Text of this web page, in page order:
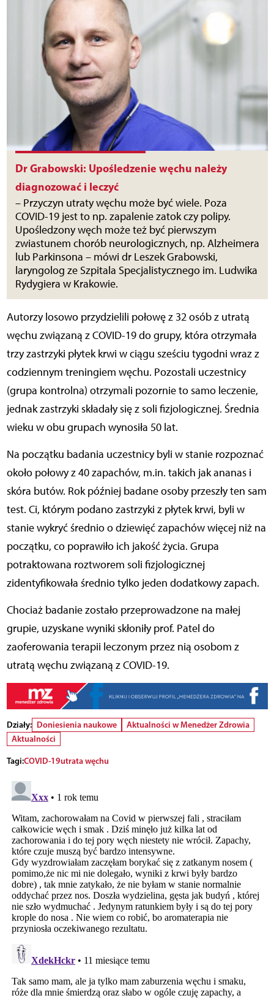
Dr Grabowski: Upośledzenie węchu należy
diagnozować i leczyć
– Przyczyn utraty węchu może być wiele. Poza
COVID-19 jest to np. zapalenie zatok czy polipy.
Upośledzony węch może też być pierwszym
zwiastunem chorób neurologicznych, np. Alzheimera
lub Parkinsona – mówi dr Leszek Grabowski,
laryngolog ze Szpitala Specjalistycznego im. Ludwika
Rydygiera w Krakowie.
Autorzy losowo przydzielili połowę z 32 osób z utratą
węchu związaną z COVID-19 do grupy, która otrzymała
trzy zastrzyki płytek krwi w ciągu sześciu tygodni wraz z
codziennym treningiem węchu. Pozostali uczestnicy
(grupa kontrolna) otrzymali pozornie to samo leczenie,
jednak zastrzyki składały się z soli fizjologicznej. Średnia
wieku w obu grupach wynosiła 50 lat.
Na początku badania uczestnicy byli w stanie rozpoznać
około połowy z 40 zapachów, m.in. takich jak ananas i
skóra butów. Rok później badane osoby przeszły ten sam
test. Ci, którym podano zastrzyki z płytek krwi, byli w
stanie wykryć średnio o dziewięć zapachów więcej niż na
początku, co poprawiło ich jakość życia. Grupa
potraktowana roztworem soli fizjologicznej
zidentyfikowała średnio tylko jeden dodatkowy zapach.
Chociaż badanie zostało przeprowadzone na małej
grupie, uzyskane wyniki skłoniły prof. Patel do
zaoferowania terapii leczonym przez nią osobom z
utratą węchu związaną z COVID-19.
Działy: Doniesienia naukowe
Aktualności w Menedżer Zdrowia
Aktualności
Tagi:COVID-19utrata węchu